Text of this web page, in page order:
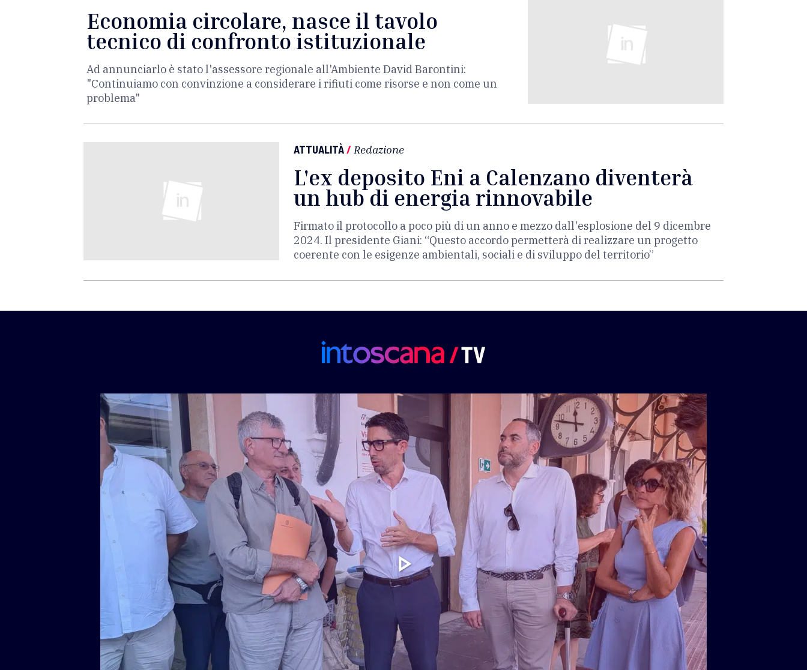
Economia circolare, nasce il tavolo
tecnico di confronto istituzionale
Ad annunciarlo è stato l'assessore regionale all'Ambiente David Barontini:
"Continuiamo con convinzione a considerare i rifiuti come risorse e non come un
problema"
ATTUALITÀ/ Redazione
L'ex deposito Eni a Calenzano diventerà
un hub di energia rinnovabile
Firmato il protocollo a poco più di un anno e mezzo dall'esplosione del 9 dicembre
2024. Il presidente Giani: “Questo accordo permetterà di realizzare un progetto
coerente con le esigenze ambientali, sociali e di sviluppo del territorio”